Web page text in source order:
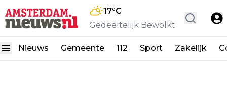
17°C
Gedeeltelijk Bewolkt
Nieuws Gemeente 112 Sport Zakelijk